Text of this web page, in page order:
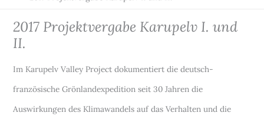
2017 Projektvergabe Karupelv I. und
II.
Im Karupelv Valley Project dokumentiert die deutsch-
französische Grönlandexpedition seit 30 Jahren die
Auswirkungen des Klimawandels auf das Verhalten und die